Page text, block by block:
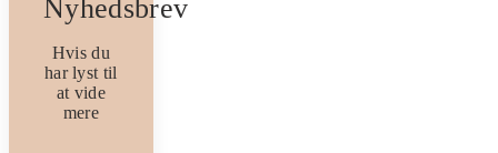
Nyhedsbrev
Hvis du
har lyst til
at vide
mere